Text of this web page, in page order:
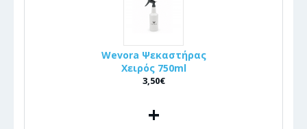
Wevora Ψεκαστήρας
Χειρός 750ml
3,50€
+